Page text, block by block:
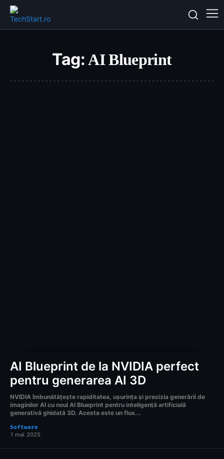
Tag:AI Blueprint
AI Blueprint de la NVIDIA perfect
pentru generarea AI 3D
NVIDIA îmbunătățește rapiditatea, ușurința și precizia generării de
imaginilor AI cu noul AI Blueprint pentru inteligență artificială
generativă ghidată 3D. Acesta este un flux...
Software
1 mai 2025